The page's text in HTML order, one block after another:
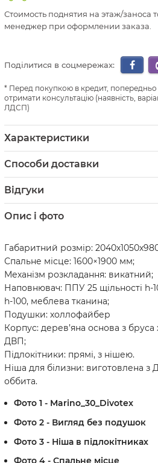
Стоимость поднятия на этаж/заноса
менеджер при оформлении заказа.
Поділитися в соцмережах:
Перед покупкою в кредит, попередньо
отримати консультацію (наявність,
ЛДСП)
Характеристики
Способи доставки
Відгуки
Опис і фото
Габаритний розмір:
Спальне місце: 1600×1900 мм;
Механізм розкладання: викатний;
Наповнювач: ППУ 25 щільності h-
h-100, меблева тканина;
Подушки: холлофайбер
Корпус: дерев’яна основа з
ДВП;
Підлокітники: прямі, з нішею.
Ніша для білизни: виготовлена
оббита.
Фото 1 - Marino_30_Divotex
Фото 2 - Вигляд без подушок
Фото 3 - Ніша в підлокітниках
Фото 4 - Спальне місце